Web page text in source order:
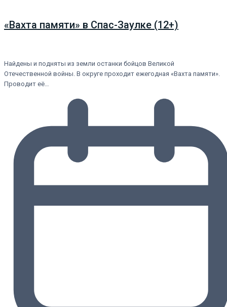
«Вахта памяти» в Спас-Заулке (12+)
Найдены и подняты из земли останки бойцов Великой
Отечественной войны. В округе проходит ежегодная «Вахта памяти».
Проводит её…